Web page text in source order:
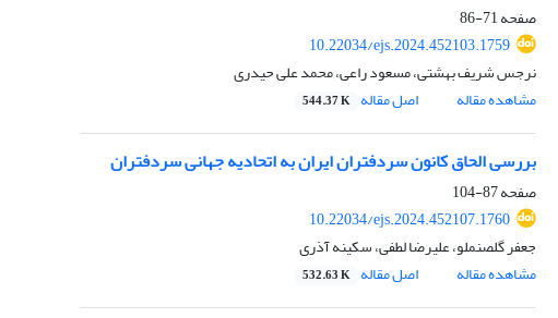
صفحه71-86
10.22034/ejs.2024.452103.1759
نرجس شریف بهشتی، مسعود راعی، محمد علی حیدری
مشاهده مقاله
اصل مقاله 544.37 K
بررسی الحاق کانون سردفتران ایران به اتحادیه جهانی سردفتران
صفحه87-104
10.22034/ejs.2024.452107.1760
جعفر گلصنملو، علیرضا لطفی، سکینه آذری
مشاهده مقاله
اصل مقاله 532.63 K